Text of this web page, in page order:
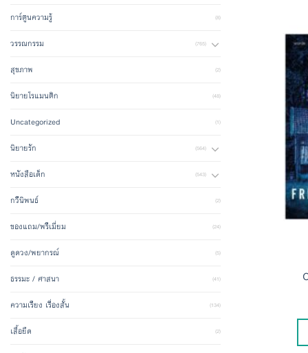
การ์ตูนความรู้ (8)
วรรณกรรม (765)
สุขภาพ (2)
นิยายโรแมนติก (48)
Uncategorized (1)
นิยายรัก (564)
หนังสือเด็ก (543)
กวีนิพนธ์ (2)
ของแถม/พรีเมี่ยม (24)
ดูดวง/พยากรณ์ (5)
ธรรมะ / ศาสนา (41)
ความเรียง เรื่องสั้น (134)
เสื้อยืด (2)